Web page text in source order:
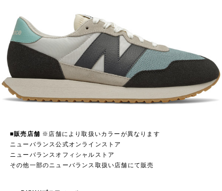
■販売店舗 ※店舗により取扱いカラーが異なります
ニューバランス公式オンラインストア
ニューバランスオフィシャルストア
その他一部のニューバランス取扱い店舗にて販売